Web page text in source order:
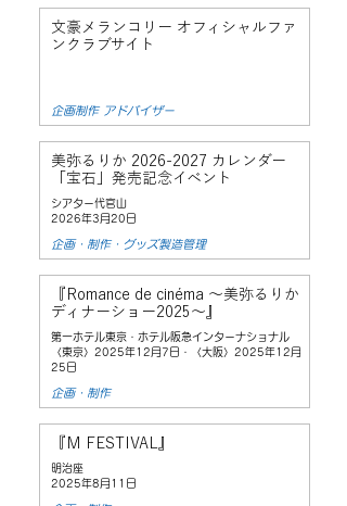
文豪メランコリー オフィシャルファ
ンクラブサイト
企画制作 アドバイザー
美弥るりか 2026-2027 カレンダー
「宝石」発売記念イベント
シアター代官山
2026年3月20日
企画・制作・グッズ製造管理
『Romance de cinéma 〜美弥るりか
ディナーショー2025〜』
第一ホテル東京・ホテル阪急インターナショナル
〈東京〉2025年12月7日・〈大阪〉2025年12月
25日
企画・制作
『M FESTIVAL』
明治座
2025年8月11日